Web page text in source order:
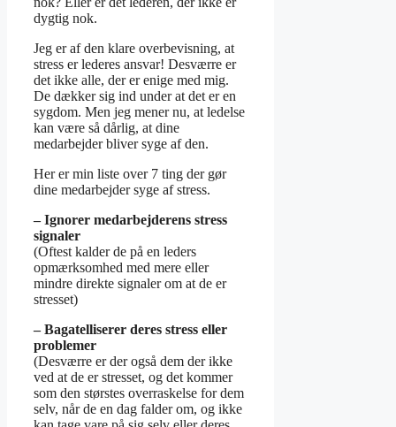
dygtig nok.
Jeg er af den klare overbevisning, at
stress er lederes ansvar! Desværre er
det ikke alle, der er enige med mig.
De dækker sig ind under at det er en
sygdom. Men jeg mener nu, at ledelse
kan være så dårlig, at dine
medarbejder bliver syge af den.
Her er min liste over 7 ting der gør
dine medarbejder syge af stress.
– Ignorer medarbejderens stress
signaler
(Oftest kalder de på en leders
opmærksomhed med mere eller
mindre direkte signaler om at de er
stresset)
– Bagatelliserer deres stress eller
problemer
(Desværre er der også dem der ikke
ved at de er stresset, og det kommer
som den størstes overraskelse for dem
selv, når de en dag falder om, og ikke